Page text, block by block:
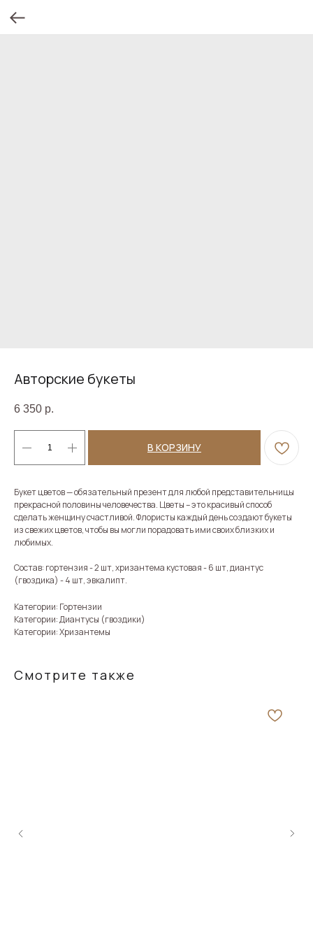
Авторские букеты
6 350 р.
В КОРЗИНУ
Букет цветов — обязательный презент для любой представительницы
прекрасной половины человечества. Цветы – это красивый способ
сделать женщину счастливой. Флористы каждый день создают букеты
из свежих цветов, чтобы вы могли порадовать ими своих близких и
любимых.
Состав: гортензия - 2 шт, хризантема кустовая - 6 шт, диантус
(гвоздика) - 4 шт, эвкалипт.
Категории: Гортензии
Категории: Диантусы (гвоздики)
Категории: Хризантемы
Смотрите также